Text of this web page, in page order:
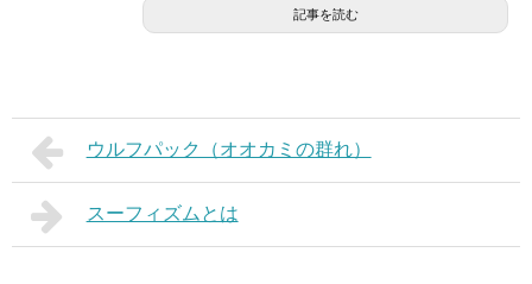
記事を読む
ウルフパック（オオカミの群れ）
スーフィズムとは